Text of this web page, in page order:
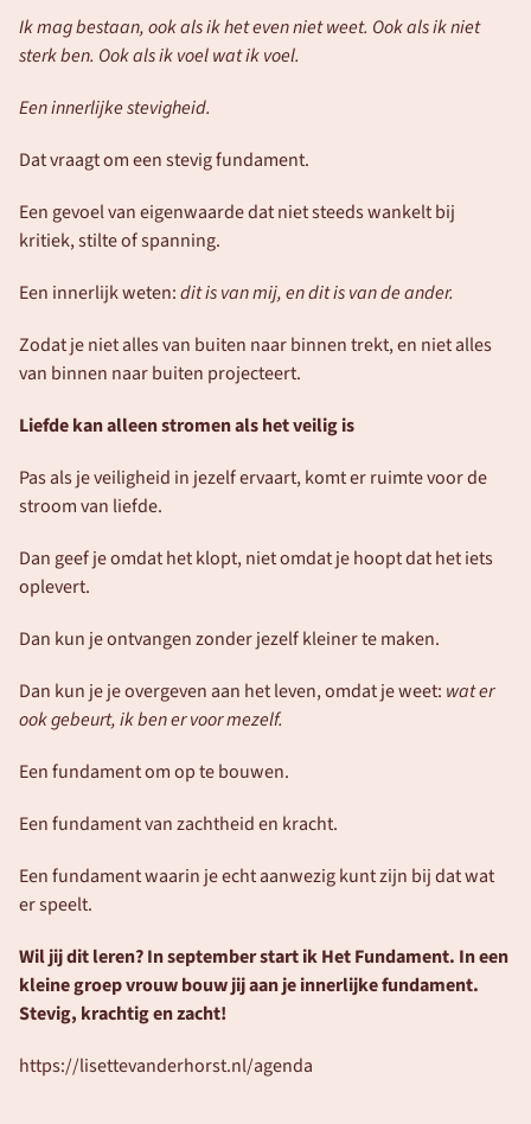
Ik mag bestaan, ook als ik het even niet weet. Ook als ik niet
sterk ben. Ook als ik voel wat ik voel.
Een innerlijke stevigheid.
Dat vraagt om een stevig fundament.
Een gevoel van eigenwaarde dat niet steeds wankelt bij
kritiek, stilte of spanning.
Een innerlijk weten: dit is van mij, en dit is van de ander.
Zodat je niet alles van buiten naar binnen trekt, en niet alles
van binnen naar buiten projecteert.
Liefde kan alleen stromen als het veilig is
Pas als je veiligheid in jezelf ervaart, komt er ruimte voor de
stroom van liefde.
Dan geef je omdat het klopt, niet omdat je hoopt dat het iets
oplevert.
Dan kun je ontvangen zonder jezelf kleiner te maken.
Dan kun je je overgeven aan het leven, omdat je weet: wat er
ook gebeurt, ik ben er voor mezelf.
Een fundament om op te bouwen.
Een fundament van zachtheid en kracht.
Een fundament waarin je echt aanwezig kunt zijn bij dat wat
er speelt.
Wil jij dit leren? In september start ik Het Fundament. In een
kleine groep vrouw bouw jij aan je innerlijke fundament.
Stevig, krachtig en zacht!
https://lisettevanderhorst.nl/agenda